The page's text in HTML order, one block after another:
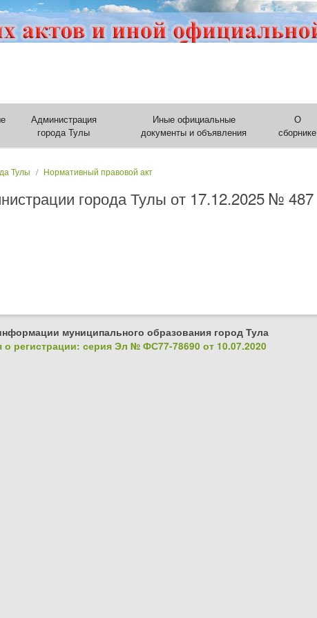
Администрация
города Тулы
Иные официальные
документы и объявления
О
сборнике
Тулы Нормативный правовой акт
города Тулы от 17.12.2025 № 487
муниципального образования город Тула
регистрации: серия Эл № ФС77-78690 от 10.07.2020